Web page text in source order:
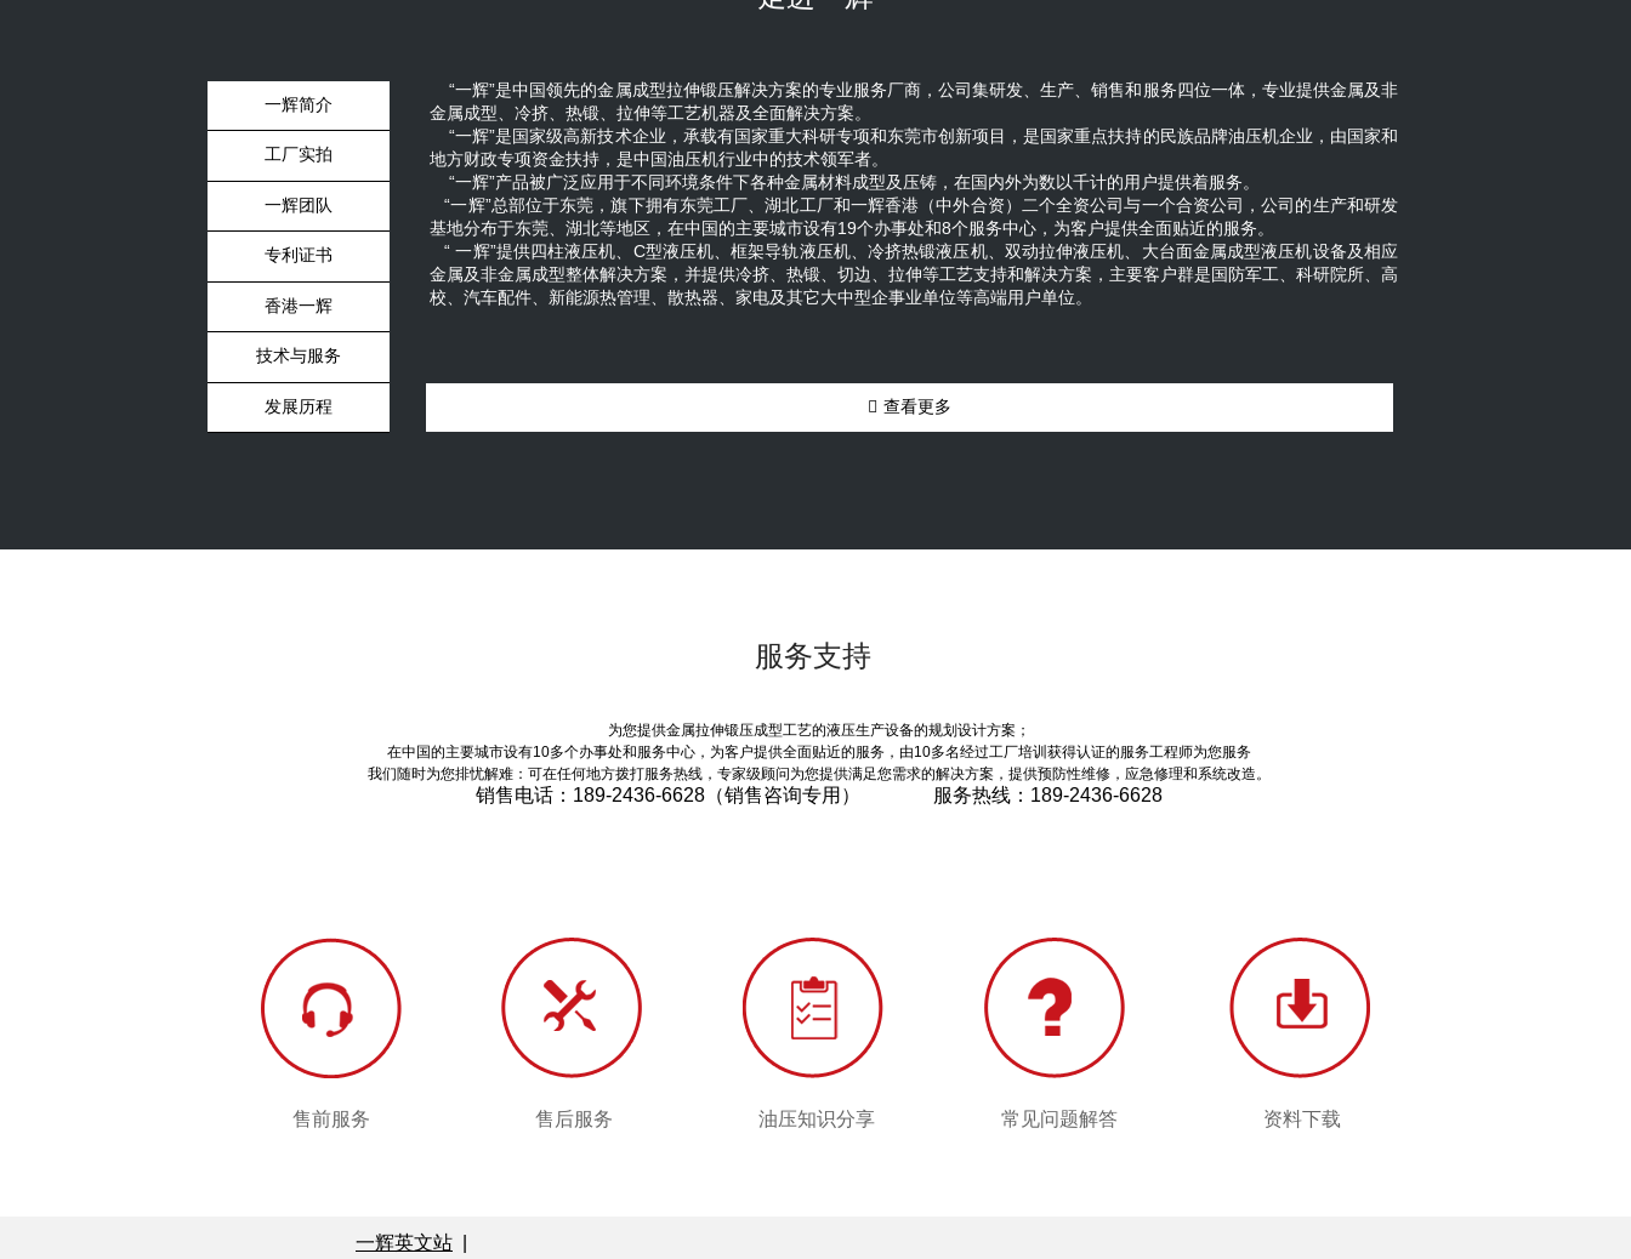
“一辉”是中国领先的金属成型拉伸锻压解决方案的专业服务厂商，公司集研发、生产、销售和服务四位一体，专业提供金属及非
金属成型、冷挤、热锻、拉伸等工艺机器及全面解决方案。
“一辉”是国家级高新技术企业，承载有国家重大科研专项和东莞市创新项目，是国家重点扶持的民族品牌油压机企业，由国家和
地方财政专项资金扶持，是中国油压机行业中的技术领军者。
“一辉”产品被广泛应用于不同环境条件下各种金属材料成型及压铸，在国内外为数以千计的用户提供着服务。
“一辉”总部位于东莞，旗下拥有东莞工厂、湖北工厂和一辉香港（中外合资）二个全资公司与一个合资公司，公司的生产和研发
基地分布于东莞、湖北等地区，在中国的主要城市设有19个办事处和8个服务中心，为客户提供全面贴近的服务。
“ 一辉”提供四柱液压机、C型液压机、框架导轨液压机、冷挤热锻液压机、双动拉伸液压机、大台面金属成型液压机设备及相应
金属及非金属成型整体解决方案，并提供冷挤、热锻、切边、拉伸等工艺支持和解决方案，主要客户群是国防军工、科研院所、高
校、汽车配件、新能源热管理、散热器、家电及其它大中型企事业单位等高端用户单位。
 查看更多
一辉简介
工厂实拍
一辉团队
专利证书
香港一辉
技术与服务
发展历程
的国家和地区，龙头企业包括德国博世力士乐、美国派克汉尼汾、丹麦丹佛斯及日本川崎重工等。凭借
传统制造强国庞大的本土市场和企业本身近百年的技术沉淀，上述企业几乎垄断了全球的高端液压件市
场，2020年上述四家公司市场份额约35%，短期内其市场地位难以被撼动。 我国本土液压生产企
业具有数量多、市场集中度较低的特点，据相关数据，截至2020年12月我国液压件生产企业数量为
1,042家，液压市场规模821亿元，国内前三大液压企业市场份额合计14.35%，前十大液压企业市场份额
不足20%。中国液压件和行业起步较晚，技术与世界先进水平存在差距，将产品质量和研发能力作为评
判指标，可以将国内企业划分为明显的四阶梯队。第四梯队主要是规模较小的中小企业，产品面向低端
市场，需求量大且质量要求低，价格竞争激烈。第三梯队是已具规模的国内企业，产品质量满足中低端
为您提供金属拉伸锻压成型工艺的液压生产设备的规划设计方案；
在中国的主要城市设有10多个办事处和服务中心，为客户提供全面贴近的服务，由10多名经过工厂培训获得认证的服务工程师为您服务
我们随时为您排忧解难：可在任何地方拨打服务热线，专家级顾问为您提供满足您需求的解决方案，提供预防性维修，应急修理和系统改造。
销售电话：189-2436-6628（销售咨询专用） 服务热线： 189-2436-6628
售前服务 按钮标题 资料下载
售后服务 常见问题解答
售前服务 售后服务 油压知识分享 常见问题解答 资料下载
服务支持
一辉英文站